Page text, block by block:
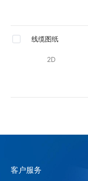
线缆图纸
2D
客户服务